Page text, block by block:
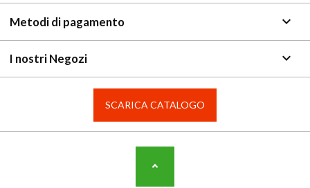
Metodi di pagamento keyboard_arrow_down
I nostri Negozi keyboard_arrow_down
SCARICA CATALOGO